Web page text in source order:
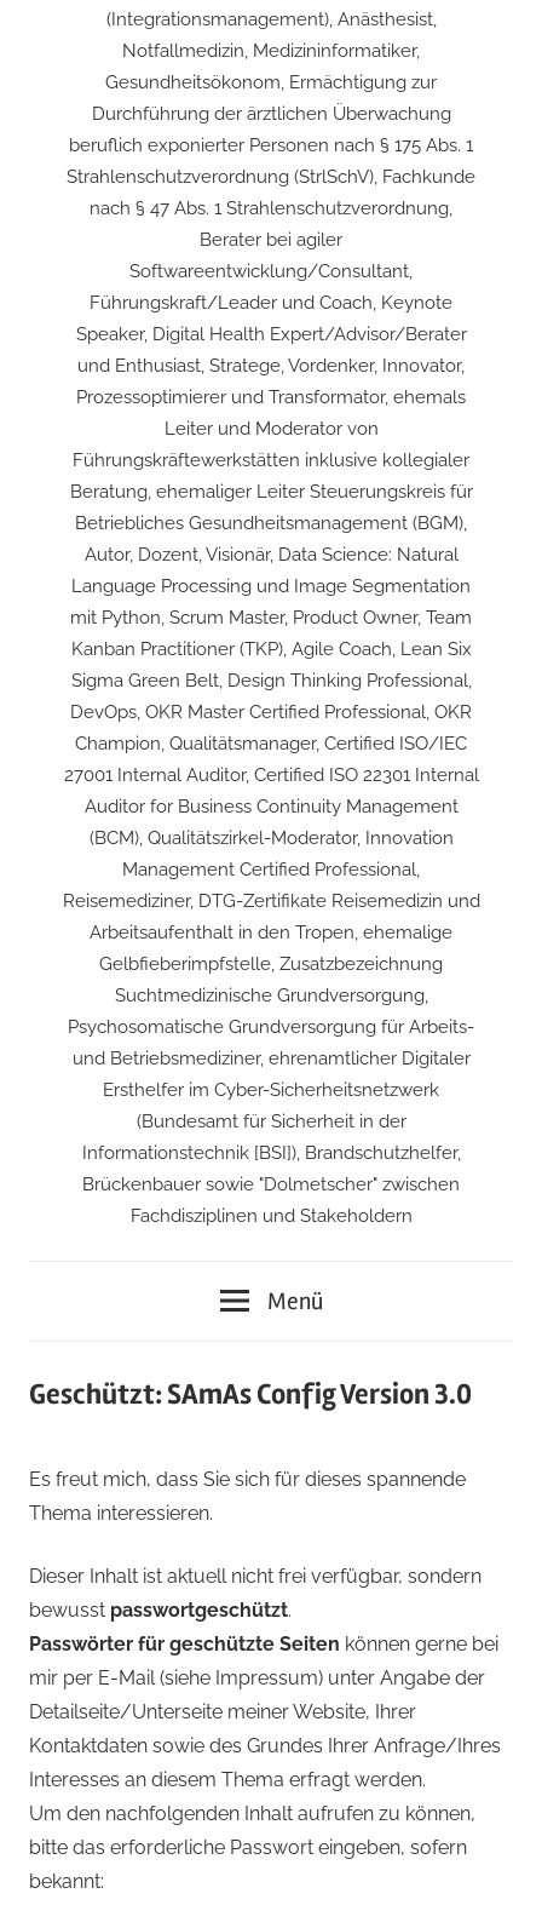
(Integrationsmanagement), Anästhesist,
Notfallmedizin, Medizininformatiker,
Gesundheitsökonom, Ermächtigung zur
Durchführung der ärztlichen Überwachung
beruflich exponierter Personen nach § 175 Abs. 1
Strahlenschutzverordnung (StrlSchV), Fachkunde
nach § 47 Abs. 1 Strahlenschutzverordnung,
Berater bei agiler
Softwareentwicklung/Consultant,
Führungskraft/Leader und Coach, Keynote
Speaker, Digital Health Expert/Advisor/Berater
und Enthusiast, Stratege, Vordenker, Innovator,
Prozessoptimierer und Transformator, ehemals
Leiter und Moderator von
Führungskräftewerkstätten inklusive kollegialer
Beratung, ehemaliger Leiter Steuerungskreis für
Betriebliches Gesundheitsmanagement (BGM),
Autor, Dozent, Visionär, Data Science: Natural
Language Processing und Image Segmentation
mit Python, Scrum Master, Product Owner, Team
Kanban Practitioner (TKP), Agile Coach, Lean Six
Sigma Green Belt, Design Thinking Professional,
DevOps, OKR Master Certified Professional, OKR
Champion, Qualitätsmanager, Certified ISO/IEC
27001 Internal Auditor, Certified ISO 22301 Internal
Auditor for Business Continuity Management
(BCM), Qualitätszirkel-Moderator, Innovation
Management Certified Professional,
Reisemediziner, DTG-Zertifikate Reisemedizin und
Arbeitsaufenthalt in den Tropen, ehemalige
Gelbfieberimpfstelle, Zusatzbezeichnung
Suchtmedizinische Grundversorgung,
Psychosomatische Grundversorgung für Arbeits-
und Betriebsmediziner, ehrenamtlicher Digitaler
Ersthelfer im Cyber-Sicherheitsnetzwerk
(Bundesamt für Sicherheit in der
Informationstechnik [BSI]), Brandschutzhelfer,
Brückenbauer sowie "Dolmetscher" zwischen
Fachdisziplinen und Stakeholdern
Menü
Geschützt: SAmAs Config Version 3.0
Es freut mich, dass Sie sich für dieses spannende
Thema interessieren.
Dieser Inhalt ist aktuell nicht frei verfügbar, sondern
bewusst passwortgeschützt.
Passwörter für geschützte Seiten können gerne bei
mir per E-Mail (siehe Impressum) unter Angabe der
Detailseite/Unterseite meiner Website, Ihrer
Kontaktdaten sowie des Grundes Ihrer Anfrage/Ihres
Interesses an diesem Thema erfragt werden.
Um den nachfolgenden Inhalt aufrufen zu können,
bitte das erforderliche Passwort eingeben, sofern
bekannt: